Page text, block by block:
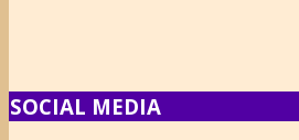
SOCIAL MEDIA